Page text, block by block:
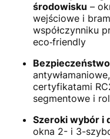
środowisku –
wejściowe i
współczynniku
eco‑friendly
certyfikatami
segmentowe i
Szeroki wybór i
okna 2- i 3-